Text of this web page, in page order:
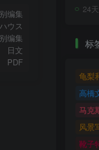
编集
ウス
编集
日文
PDF
24
标
龟梨
高橋
马克
风景
靴子